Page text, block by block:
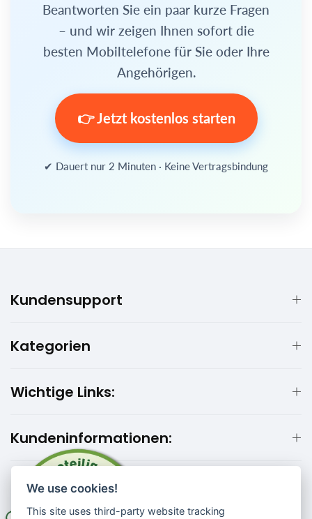
Beantworten Sie ein paar kurze Fragen
– und wir zeigen Ihnen sofort die
besten Mobiltelefone für Sie oder Ihre
Angehörigen.
👉 Jetzt kostenlos starten
✔ Dauert nur 2 Minuten · Keine Vertragsbindung
Kundensupport
Kategorien
Wichtige Links:
Kundeninformationen:
We use cookies!
This site uses third-party website tracking